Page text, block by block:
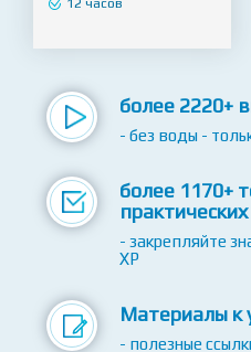
Python
- без воды -
более 1170+
практических
- закрепляйте
XP